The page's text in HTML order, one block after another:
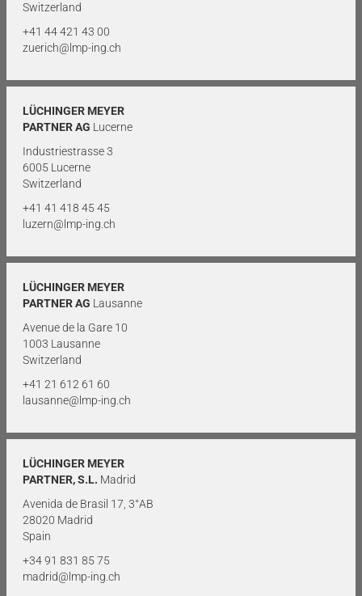
Switzerland
+41 44 421 43 00
zuerich@lmp-ing.ch
LÜCHINGER MEYER
PARTNER AG Lucerne
Industriestrasse 3
6005 Lucerne
Switzerland
+41 41 418 45 45
luzern@lmp-ing.ch
LÜCHINGER MEYER
PARTNER AG Lausanne
Avenue de la Gare 10
1003 Lausanne
Switzerland
+41 21 612 61 60
lausanne@lmp-ing.ch
LÜCHINGER MEYER
PARTNER, S.L. Madrid
Avenida de Brasil 17, 3°AB
28020 Madrid
Spain
+34 91 831 85 75
madrid@lmp-ing.ch